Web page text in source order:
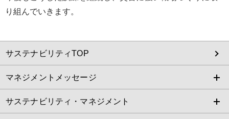
り組んでいきます。
サステナビリティTOP
マネジメントメッセージ
サステナビリティ・マネジメント